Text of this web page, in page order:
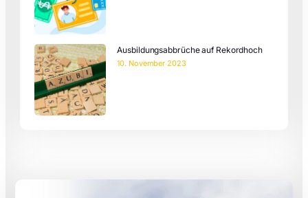
Ausbildungsabbrüche auf Rekordhoch
10. November 2023